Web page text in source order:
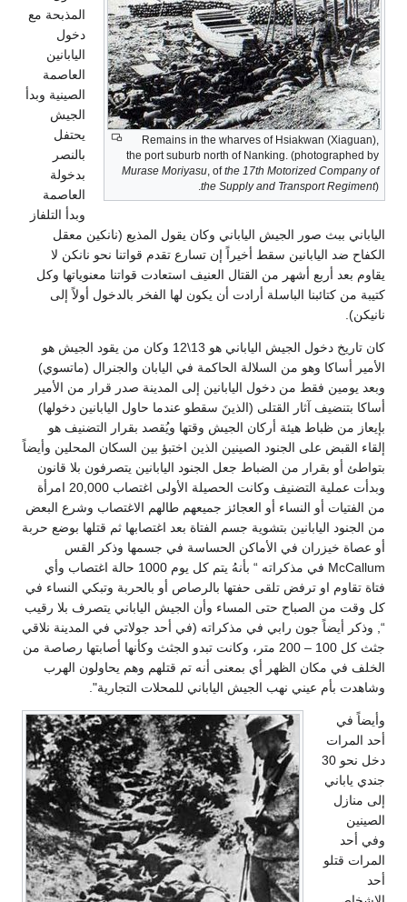
Remains in the wharves of Hsiakwan (Xiaguan),
the port suburb north of Nanking. (photographed by
Murase Moriyasu , ofthe 17th Motorized Company of
the Supply and Transport Regiment).
المذبحة مع
دخول
اليابانين
العاصمة
الصينية وبدأ
الجيش
يحتفل
بالنصر
بدخولة
العاصمة
وبدأ التلفاز
الياباني ببث صور الجيش الياباني وكان يقول المذيع (نانكين معقل
الكفاح ضد اليابانين سقط أخيراً إن تسارع تقدم قواتنا نحو نانكن لا
يقاوم بعد أربع أشهر من القتال العنيف استعادت قواتنا معنوياتها وكل
كتيبة من كتائبنا الباسلة أرادت أن يكون لها الفخر بالدخول أولاً إلى
نانيكن).
كان تاريخ دخول الجيش الياباني هو 13\12 وكان من يقود الجيش هو
الأمير أساكا وهو من السلالة الحاكمة في اليابان والجنرال (ماتسوي)
وبعد يومين فقط من دخول اليابانين إلى المدينة صدر قرار من الأمير
أساكا بتنضيف آثار القتلى (الذينَ سقطو عندما حاول اليابانين دخولها)
بإيعاز من ظباط هيئة أركان الجيش وقتها ويُقصد بقرار التضنيف هو
إلقاء القبض على الجنود الصينين الذين اختبؤ بين السكان المحلين وأيضاً
بتواطئ أو بقرار من الضباط جعل الجنود اليابانين يتصرفون بلا قانون
وبدأت عملية التضنيف وكانت الحصيلة الأولى اغتصاب 20,000 امرأة
من الفتيات أو النساء أو العجائز جميعهم طالهم الاغتصاب وشرع البعض
من الجنود اليابانين بتشوية جسم الفتاة بعد اغتصابها ثم قتلها بوضع حربة
أو عصاة خيزران في الأماكن الحساسة في جسمها وذكر القس
McCallum في مذكراته “ بأنهُ يتم كل يوم 1000 حالة اغتصاب وأي
فتاة تقاوم او ترفض تلقى حفتها بالرصاص أو بالحربة وتبكي النساء في
كل وقت من الصباح حتى المساء وأن الجيش الياباني يتصرف بلا رقيب
“, وذكر أيضاً جون رابي في مذكراته (في أحد جولاتي في المدينة نلاقي
جثث كل 100 – 200 متر، وكانت تبدو الجثث وكأنها أصابتها رصاصة من
الخلف في مكان الظهر أي بمعنى أنه تم قتلهم وهم يحاولون الهرب
وشاهدت بأم عيني نهب الجيش الياباني للمحلات التجارية".
وأيضاً في
أحد المرات
دخل نحو 30
جندي ياباني
إلى منازل
الصينين
وفي أحد
المرات قتلو
أحد